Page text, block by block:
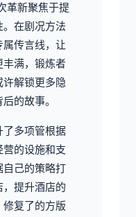
革新聚焦于提
在剧况方法
传言线，让
丰满，锻炼者
解锁更多隐
的故事。
多项管根据
的设施和支
己的策略打
提升酒店的
复了的方版